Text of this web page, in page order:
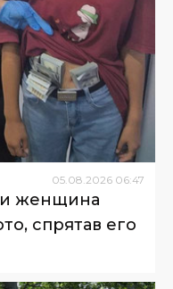
05.08.2026 06:47
женщина
спрятав его